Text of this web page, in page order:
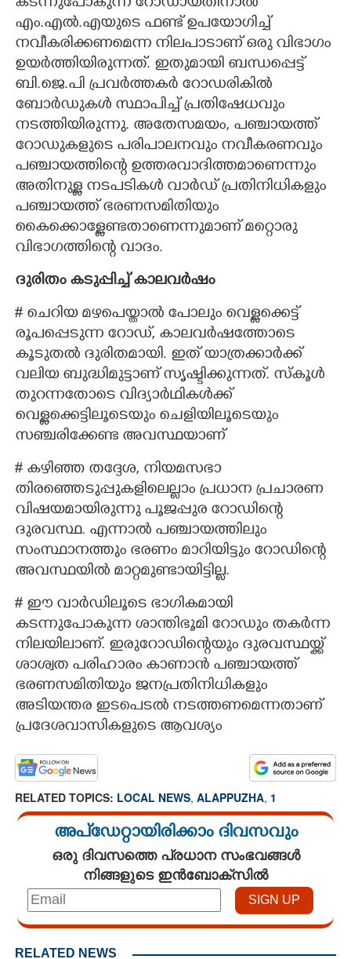
എം.എൽ.എയുടെ ഫണ്ട് ഉപയോഗിച്ച്
നവീകരിക്കണമെന്ന നിലപാടാണ് ഒരു വിഭാഗം
ഉയർത്തിയിരുന്നത്. ഇതുമായി ബന്ധപ്പെട്ട്
ബി.ജെ.പി പ്രവർത്തകർ റോഡരികിൽ
ബോർഡുകൾ സ്ഥാപിച്ച് പ്രതിഷേധവും
നടത്തിയിരുന്നു. അതേസമയം, പഞ്ചായത്ത്
റോഡുകളുടെ പരിപാലനവും നവീകരണവും
പഞ്ചായത്തിന്റെ ഉത്തരവാദിത്തമാണെന്നും
അതിനുള്ള നടപടികൾ വാർഡ് പ്രതിനിധികളും
പഞ്ചായത്ത് ഭരണസമിതിയും
കൈക്കൊള്ളേണ്ടതാണെന്നുമാണ് മറ്റൊരു
വിഭാഗത്തിന്റെ വാദം.
ദുരിതം കടുപ്പിച്ച് കാലവർഷം
# ചെറിയ മഴപെയ്താൽ പോലും വെള്ളക്കെട്ട്
രൂപപ്പെടുന്ന റോഡ്,​ കാലവർഷത്തോടെ
കൂടുതൽ ദുരിതമായി. ഇത് യാത്രക്കാർക്ക്
വലിയ ബുദ്ധിമുട്ടാണ് സൃഷ്ടിക്കുന്നത്. സ്കൂൾ
തുറന്നതോടെ വിദ്യാർഥികൾക്ക്
വെള്ളക്കെട്ടിലൂടെയും ചെളിയിലൂടെയും
സഞ്ചരിക്കേണ്ട അവസ്ഥയാണ്
# കഴിഞ്ഞ തദ്ദേശ, നിയമസഭാ
തിരഞ്ഞെടുപ്പുകളിലെല്ലാം പ്രധാന പ്രചാരണ
വിഷയമായിരുന്നു പൂജപ്പുര റോഡിന്റെ
ദുരവസ്ഥ. എന്നാൽ പഞ്ചായത്തിലും
സംസ്ഥാനത്തും ഭരണം മാറിയിട്ടും റോഡിന്റെ
അവസ്ഥയിൽ മാറ്റമുണ്ടായിട്ടില്ല.
# ഈ വാർഡിലൂടെ ഭാഗികമായി
കടന്നുപോകുന്ന ശാന്തിഭൂമി റോഡും തകർന്ന
നിലയിലാണ്. ഇരുറോഡിന്റെയും ദുരവസ്ഥയ്ക്ക്
ശാശ്വത പരിഹാരം കാണാൻ പഞ്ചായത്ത്
ഭരണസമിതിയും ജനപ്രതിനിധികളും
അടിയന്തര ഇടപെടൽ നടത്തണമെന്നതാണ്
പ്രദേശവാസികളുടെ ആവശ്യം
RELATED TOPICS: LOCAL NEWS, ALAPPUZHA, 1
അപ്ഡേറ്റായിരിക്കാം ദിവസവും
ഒരു ദിവസത്തെ പ്രധാന സംഭവങ്ങൾ
നിങ്ങളുടെ ഇൻബോക്സിൽ
RELATED NEWS